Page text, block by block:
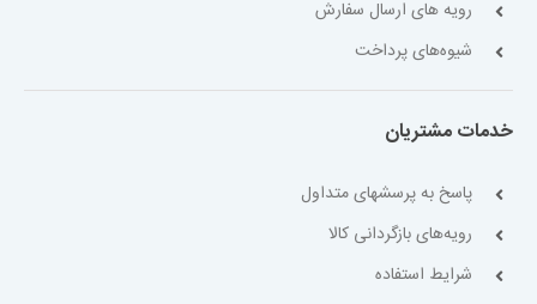
رویه های ارسال سفارش
شیوه‌های پرداخت
خدمات مشتریان
پاسخ به پرسشهای متداول
رویه‌های بازگردانی کالا
شرایط استفاده